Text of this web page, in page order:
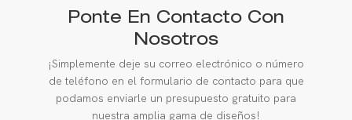
Ponte En Contacto Con
Nosotros
¡Simplemente deje su correo electrónico o número
de teléfono en el formulario de contacto para que
podamos enviarle un presupuesto gratuito para
nuestra amplia gama de diseños!